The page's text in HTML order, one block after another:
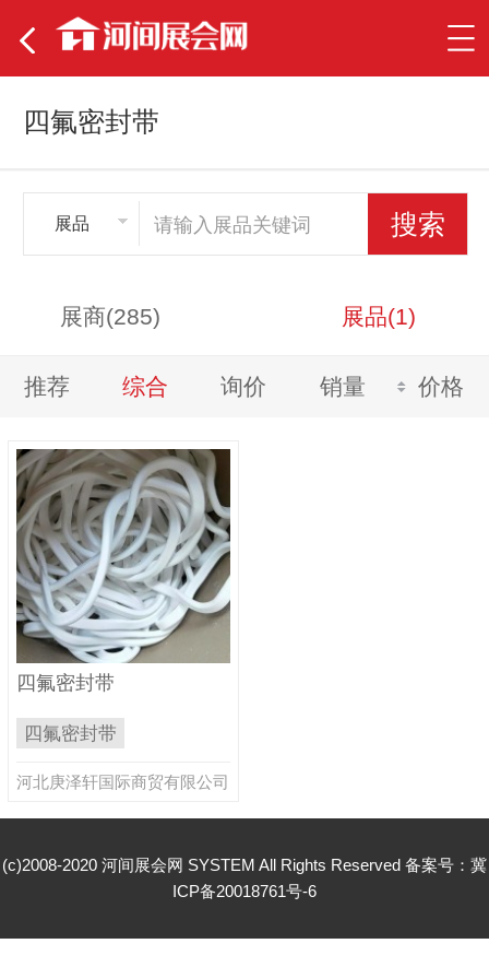
四氟密封带
展品
展商(285) 展品(1)
推荐 综合 询价 销量 价格
四氟密封带
四氟密封带
河北庚泽轩国际商贸有限公司
(c)2008-2020 河间展会网 SYSTEM All Rights Reserved 备案号： 冀
ICP备20018761号-6